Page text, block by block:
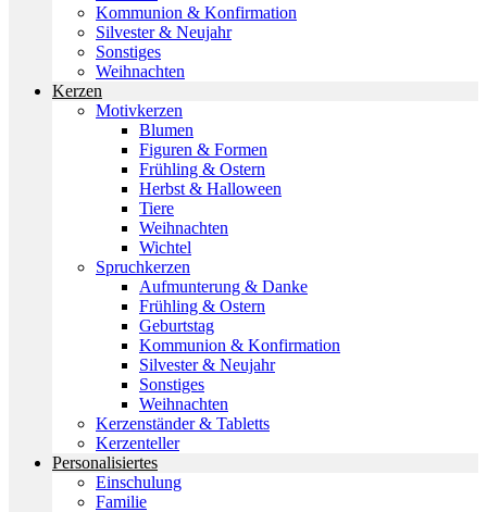
Kommunion & Konfirmation
Silvester & Neujahr
Sonstiges
Weihnachten
Kerzen
Motivkerzen
Blumen
Figuren & Formen
Frühling & Ostern
Herbst & Halloween
Tiere
Weihnachten
Wichtel
Spruchkerzen
Aufmunterung & Danke
Frühling & Ostern
Geburtstag
Kommunion & Konfirmation
Silvester & Neujahr
Sonstiges
Weihnachten
Kerzenständer & Tabletts
Kerzenteller
Personalisiertes
Einschulung
Familie